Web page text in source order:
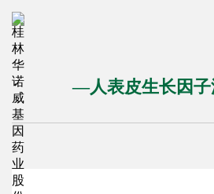
—人表皮生长因